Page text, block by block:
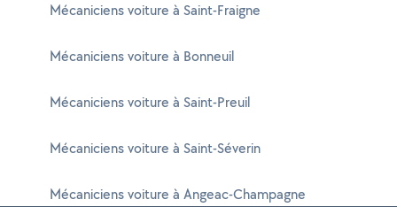
Mécaniciens voiture à Saint-Fraigne
Mécaniciens voiture à Bonneuil
Mécaniciens voiture à Saint-Preuil
Mécaniciens voiture à Saint-Séverin
Mécaniciens voiture à Angeac-Champagne